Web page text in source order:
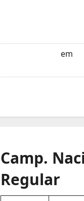
em
Camp.
Regular